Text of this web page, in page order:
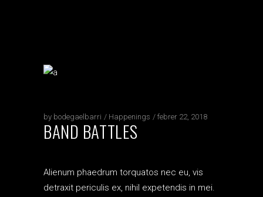
by bodegaelbarri Happenings febrer 22, 2018
BAND BATTLES
Alienum phaedrum torquatos nec eu, vis
detraxit periculis ex, nihil expetendis in mei.